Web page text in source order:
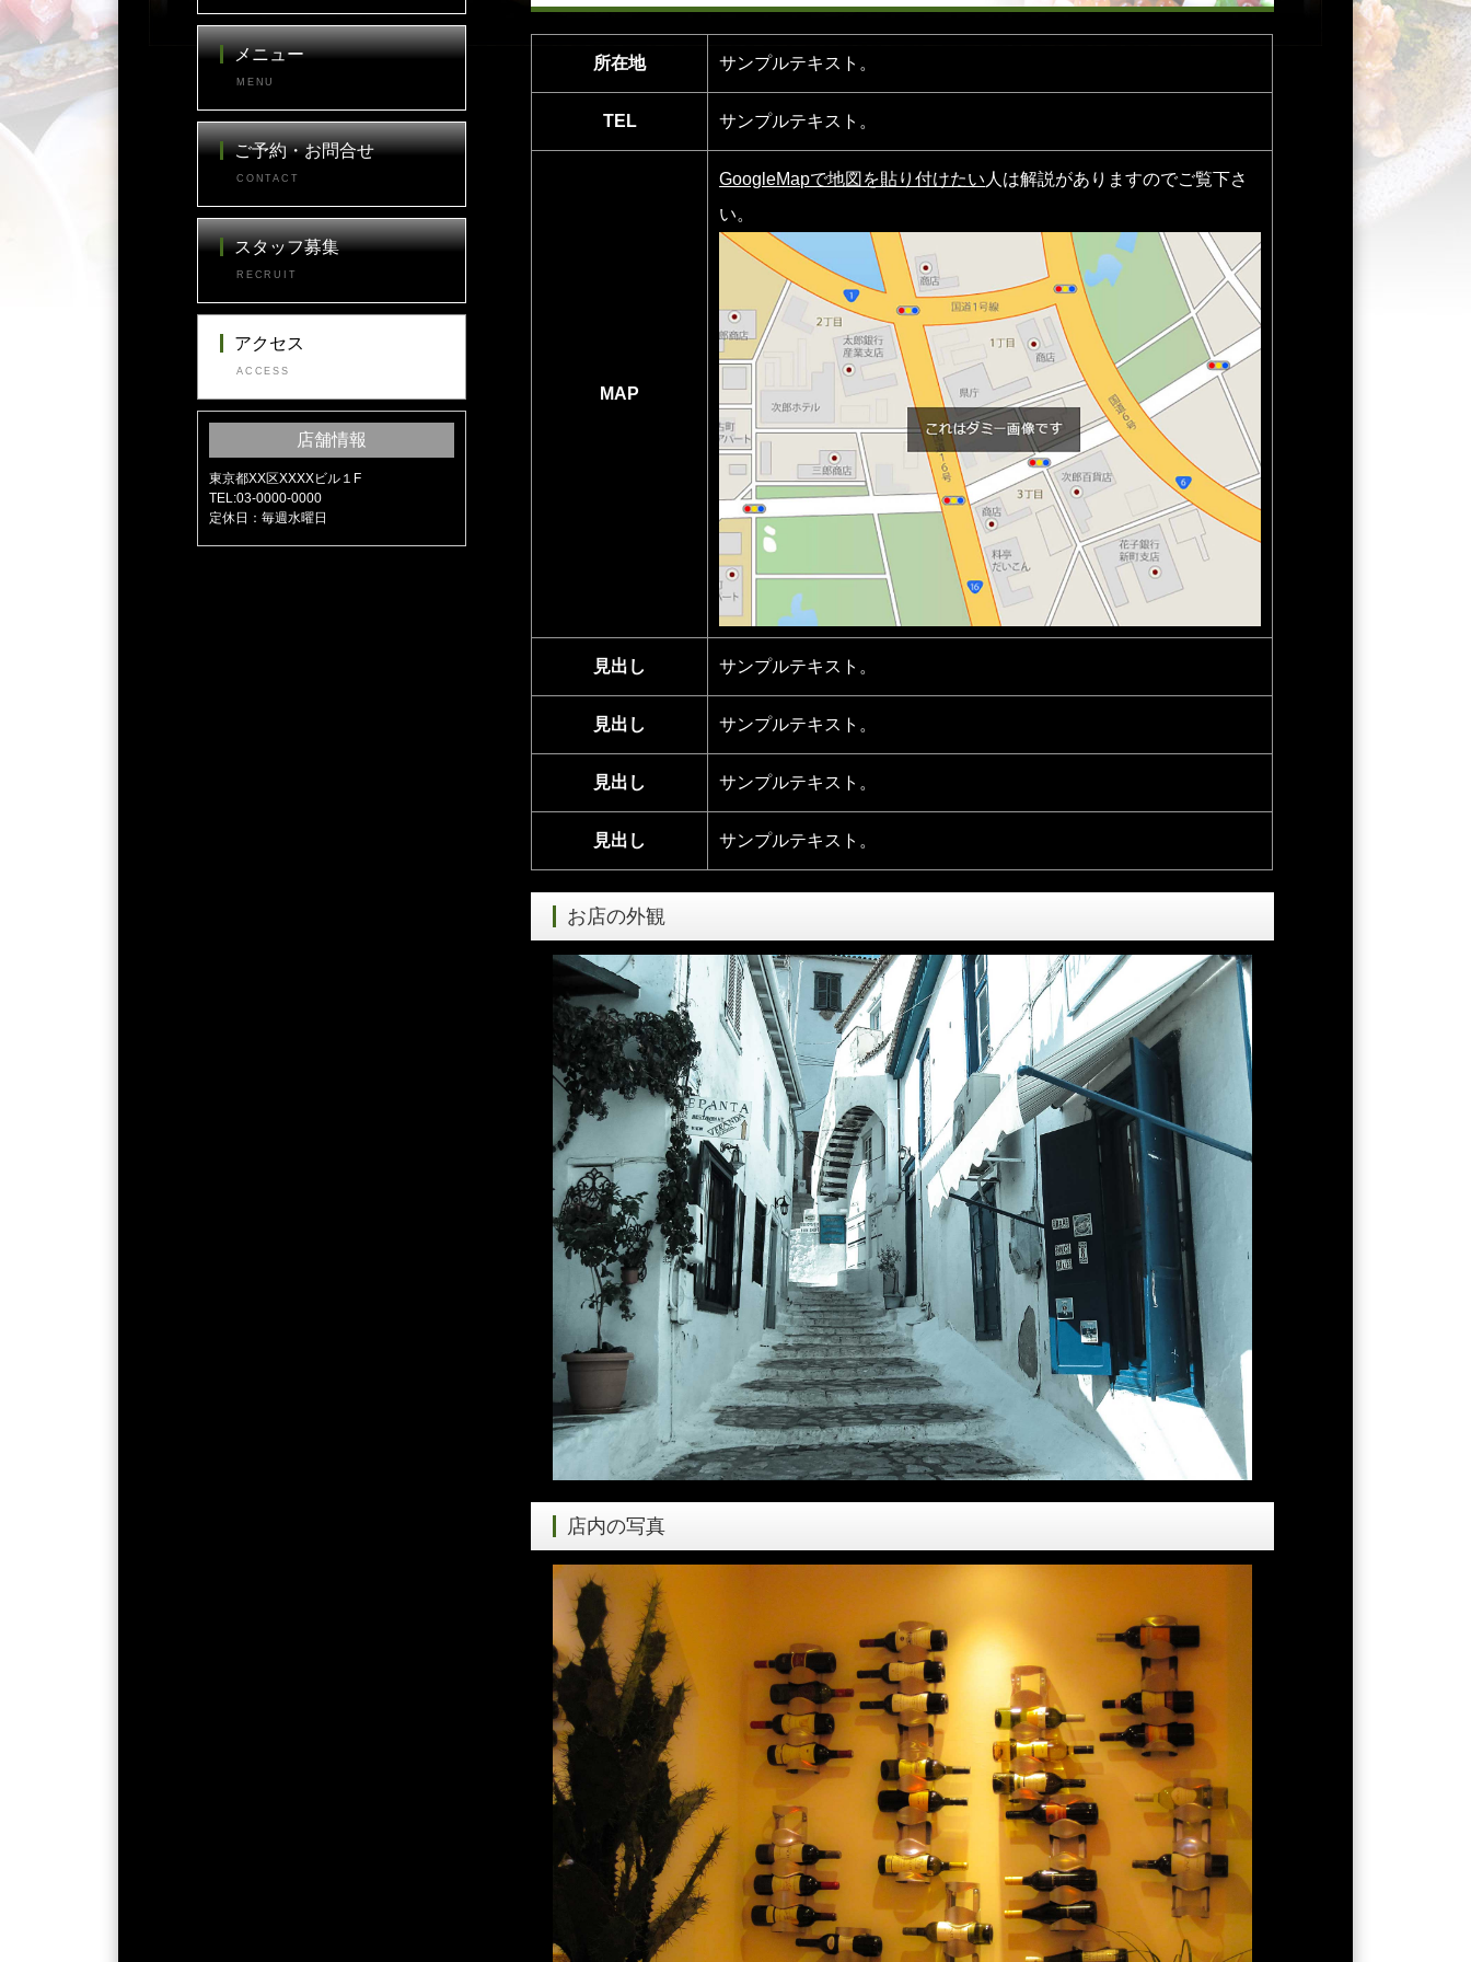
所在地 サンプルテキスト。
TEL サンプルテキスト。
MAP
GoogleMapで地図を貼り付けたい 人は解説がありますのでご覧下さ
い。
見出し サンプルテキスト。
見出し サンプルテキスト。
見出し サンプルテキスト。
見出し サンプルテキスト。
お店の外観
店内の写真
メニュー
MENU
ご予約・お問合せ
CONTACT
スタッフ募集
RECRUIT
アクセス
ACCESS
店舗情報
東京都XX区XXXXビル１F
TEL:03-0000-0000
定休日：毎週水曜日